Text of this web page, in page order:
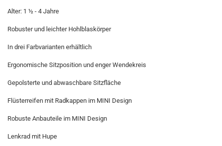
Alter: 1 ½ - 4 Jahre
Robuster und leichter Hohlblaskörper
In drei Farbvarianten erhältlich
Ergonomische Sitzposition und enger Wendekreis
Gepolsterte und abwaschbare Sitzfläche
Flüsterreifen mit Radkappen im MINI Design
Robuste Anbauteile im MINI Design
Lenkrad mit Hupe